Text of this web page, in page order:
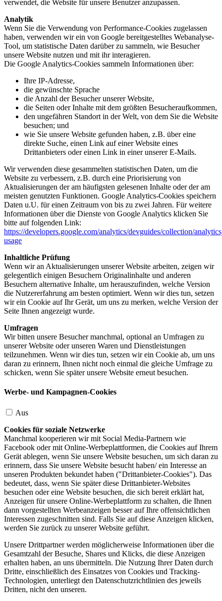
verwendet, die Website für unsere Benutzer anzupassen.
Analytik
Wenn Sie die Verwendung von Performance-Cookies zugelassen
haben, verwenden wir ein von Google bereitgestelltes Webanalyse-
Tool, um statistische Daten darüber zu sammeln, wie Besucher
unsere Website nutzen und mit ihr interagieren.
Die Google Analytics-Cookies sammeln Informationen über:
Ihre IP-Adresse,
die gewünschte Sprache
die Anzahl der Besucher unserer Website,
die Seiten oder Inhalte mit dem größten Besucheraufkommen,
den ungefähren Standort in der Welt, von dem Sie die Website
besuchen; und
wie Sie unsere Website gefunden haben, z.B. über eine
direkte Suche, einen Link auf einer Website eines
Drittanbieters oder einen Link in einer unserer E-Mails.
Wir verwenden diese gesammelten statistischen Daten, um die
Website zu verbessern, z.B. durch eine Priorisierung von
Aktualisierungen der am häufigsten gelesenen Inhalte oder der am
meisten genutzten Funktionen. Google Analytics-Cookies speichern
Daten u.U. für einen Zeitraum von bis zu zwei Jahren. Für weitere
Informationen über die Dienste von Google Analytics klicken Sie
bitte auf folgenden Link:
https://developers.google.com/analytics/devguides/collection/
usage
Inhaltliche Prüfung
Wenn wir an Aktualisierungen unserer Website arbeiten, zeigen wir
gelegentlich einigen Besuchern Originalinhalte und anderen
Besuchern alternative Inhalte, um herauszufinden, welche Version
die Nutzererfahrung am besten optimiert. Wenn wir dies tun, setzen
wir ein Cookie auf Ihr Gerät, um uns zu merken, welche Version der
Seite Ihnen angezeigt wurde.
Umfragen
Wir bitten unsere Besucher manchmal, optional an Umfragen zu
unserer Website oder unseren Waren und Dienstleistungen
teilzunehmen. Wenn wir dies tun, setzen wir ein Cookie ab, um uns
daran zu erinnern, Ihnen nicht noch einmal die gleiche Umfrage zu
schicken, wenn Sie später unsere Website erneut besuchen.
Werbe- und Kampagnen-Cookies
Aus
Cookies für soziale Netzwerke
Manchmal kooperieren wir mit Social Media-Partnern wie
Facebook oder mit Online-Werbeplattformen, die Cookies auf Ihrem
Gerät ablegen, wenn Sie unsere Website besuchen, um sich daran zu
erinnern, dass Sie unsere Website besucht haben/ ein Interesse an
unseren Produkten bekundet haben ("Drittanbieter-Cookies"). Das
bedeutet, dass, wenn Sie später diese Drittanbieter-Websites
besuchen oder eine Website besuchen, die sich bereit erklärt hat,
Anzeigen für unsere Online-Werbeplattform zu schalten, die Ihnen
dann vorgestellten Werbeanzeigen besser auf Ihre offensichtlichen
Interessen zugeschnitten sind. Falls Sie auf diese Anzeigen klicken,
werden Sie zurück zu unserer Website geführt.
Unsere Drittpartner werden möglicherweise Informationen über die
Gesamtzahl der Besuche, Shares und Klicks, die diese Anzeigen
erhalten haben, an uns übermitteln. Die Nutzung Ihrer Daten durch
Dritte, einschließlich des Einsatzes von Cookies und Tracking-
Technologien, unterliegt den Datenschutzrichtlinien des jeweils
Dritten, nicht den unseren.